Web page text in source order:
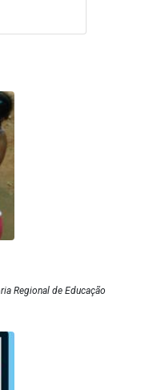
Regional de Educação